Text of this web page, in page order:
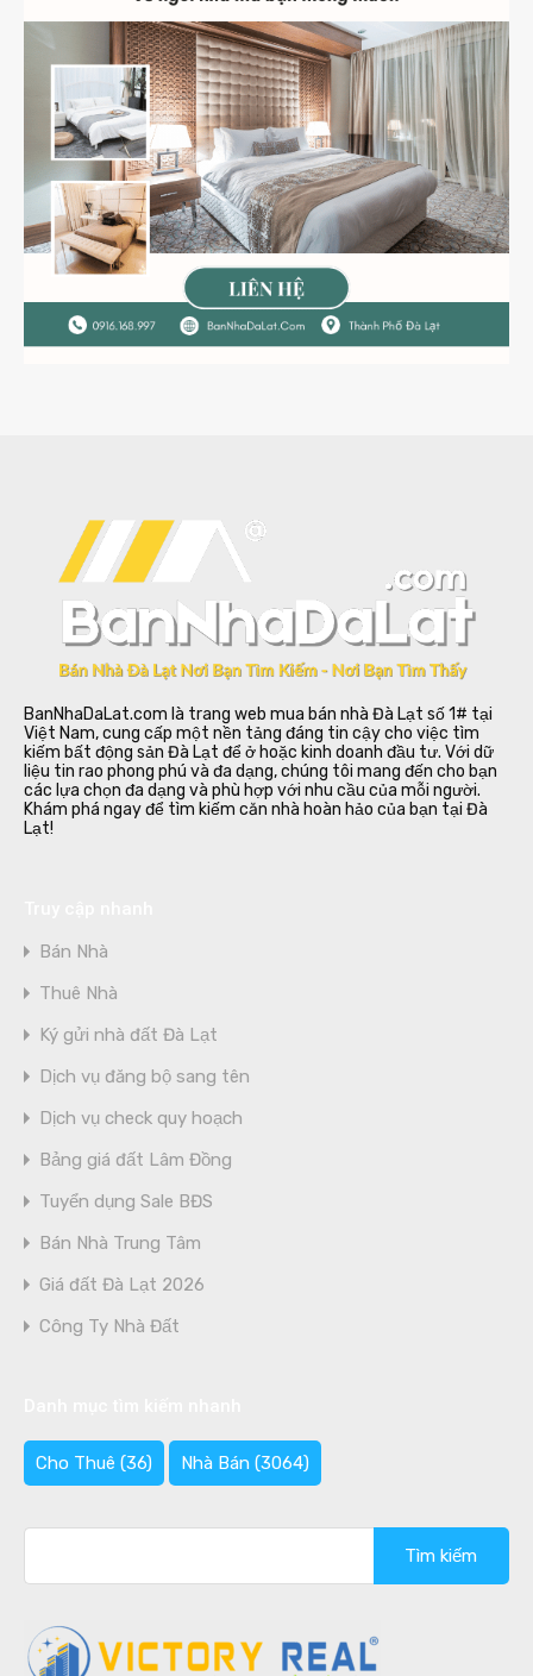
BanNhaDaLat.com là trang web mua bán nhà Đà Lạt số 1# tại
Việt Nam, cung cấp một nền tảng đáng tin cậy cho việc tìm
kiếm bất động sản Đà Lạt để ở hoặc kinh doanh đầu tư. Với dữ
liệu tin rao phong phú và đa dạng, chúng tôi mang đến cho bạn
các lựa chọn đa dạng và phù hợp với nhu cầu của mỗi người.
Khám phá ngay để tìm kiếm căn nhà hoàn hảo của bạn tại Đà
Lạt!
Bán Nhà
Thuê Nhà
Ký gửi nhà đất Đà Lạt
Dịch vụ đăng bộ sang tên
Dịch vụ check quy hoạch
Bảng giá đất Lâm Đồng
Tuyển dụng Sale BĐS
Bán Nhà Trung Tâm
Giá đất Đà Lạt 2026
Công Ty Nhà Đất
Cho Thuê (36) Nhà Bán (3064)
cho: